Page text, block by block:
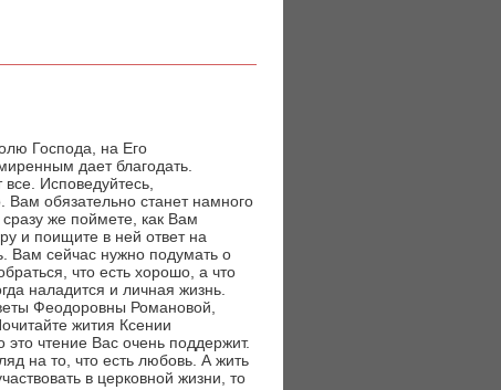
Господа, на Его
дает благодать.
Исповедуйтесь,
Вам обязательно станет намного
же поймете, как Вам
и поищите в ней ответ на
Вам сейчас нужно подумать о
что есть хорошо, а что
наладится и личная жизнь.
Феодоровны Романовой,
жития Ксении
чтение Вас очень поддержит.
на то, что есть любовь. А жить
в церковной жизни, то